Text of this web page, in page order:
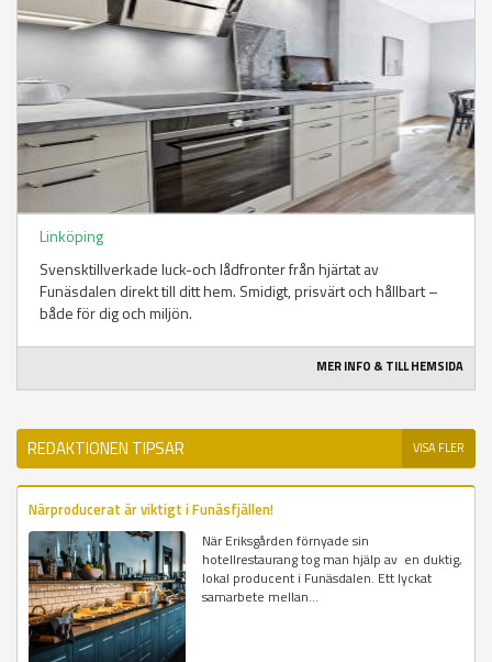
Linköping
Svensktillverkade luck-och lådfronter från hjärtat av
Funäsdalen direkt till ditt hem. Smidigt, prisvärt och hållbart –
både för dig och miljön.
MER INFO & TILL HEMSIDA
REDAKTIONEN TIPSAR VISA FLER
Närproducerat är viktigt i Funäsfjällen!
När Eriksgården förnyade sin
hotellrestaurang tog man hjälp av en duktig,
lokal producent i Funäsdalen. Ett lyckat
samarbete mellan...